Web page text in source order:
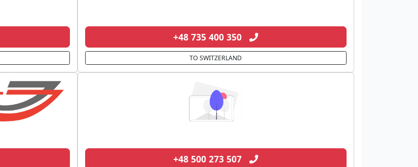
+48 735 400 350
TO SWITZERLAND
+48 500 273 507